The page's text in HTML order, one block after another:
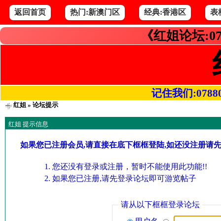
返回首页 热门:新澳门区 经典:香港区 表
《红姐论坛
记住我们
红姐» 论坛提示
红姐 提示信息
如果您已注册会员,请直接在底下框框登陆,如还没注册请
您还没有登录或注册，暂时不能使用此功能!!
如果您已注册,请先登录论坛即可游览帖子
请从以下框框登录论坛